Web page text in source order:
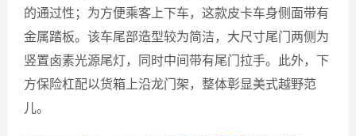
的通过性；为方便乘客上下车，这款皮卡车身侧面带有
金属踏板。该车尾部造型较为简洁，大尺寸尾门两侧为
竖置卤素光源尾灯，同时中间带有尾门拉手。此外，下
方保险杠配以货箱上沿龙门架，整体彰显美式越野范
儿。